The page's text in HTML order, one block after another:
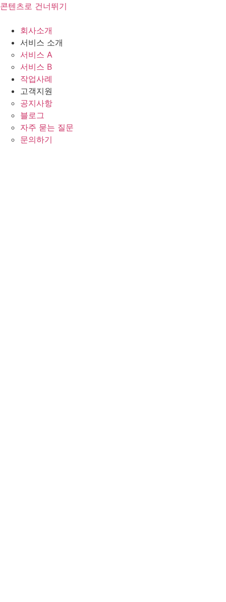
콘텐츠로 건너뛰기
회사소개
서비스 소개
서비스 A
서비스 B
작업사례
고객지원
공지사항
블로그
자주 묻는 질문
문의하기